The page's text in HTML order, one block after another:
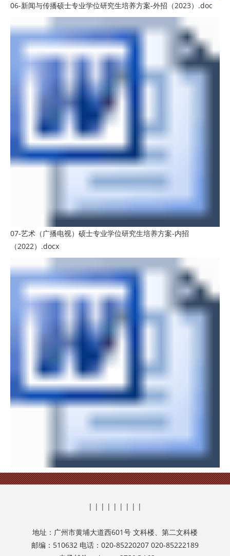
06-新闻与传播硕士专业学位研究生培养方案-外招（2023）.doc
07-艺术（广播电视）硕士专业学位研究生培养方案-内招
（2022）.docx
| | | | | | | | |
地址：广州市黄埔大道西601号 文科楼、第二文科楼
邮编：510632 电话：020-85220207 020-85222189